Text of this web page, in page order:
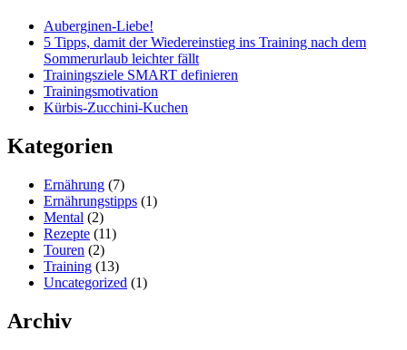
Auberginen-Liebe!
5 Tipps, damit der Wiedereinstieg ins Training nach dem
Sommerurlaub leichter fällt
Trainingsziele SMART definieren
Trainingsmotivation
Kürbis-Zucchini-Kuchen
Kategorien
Ernährung (7)
Ernährungstipps (1)
Mental (2)
Rezepte (11)
Touren (2)
Training (13)
Uncategorized (1)
Archiv